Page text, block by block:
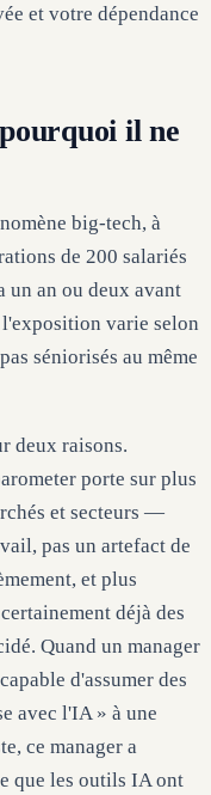
et votre dépendance
il ne
big-tech, à
de 200 salariés
un an ou deux avant
varie selon
séniorisés au même
deux raisons.
porte sur plus
et secteurs —
pas un artefact de
et plus
déjà des
Quand un manager
d'assumer des
avec l'IA » à une
ce manager a
que les outils IA ont